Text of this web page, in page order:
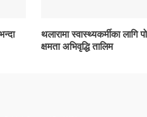
थलारामा स्वास्थ्यकर्मीका लागि
क्षमता अभिवृद्धि तालिम